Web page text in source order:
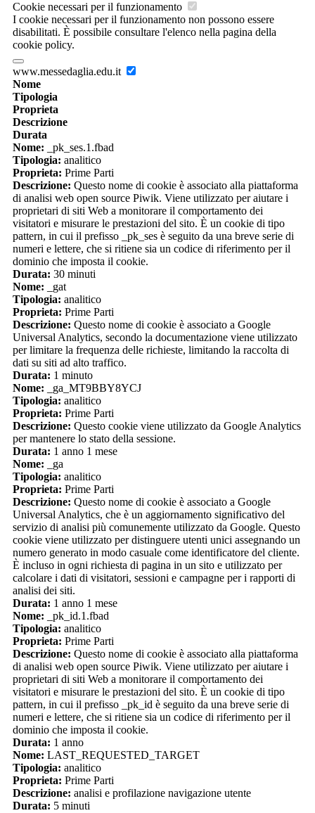
Cookie necessari per il funzionamento
I cookie necessari per il funzionamento non possono essere
disabilitati. È possibile consultare l'elenco nella pagina della
cookie policy.
www.messedaglia.edu.it
Nome
Tipologia
Proprieta
Descrizione
Durata
Nome: _pk_ses.1.fbad
Tipologia: analitico
Proprieta: Prime Parti
Descrizione: Questo nome di cookie è associato alla piattaforma
di analisi web open source Piwik. Viene utilizzato per aiutare i
proprietari di siti Web a monitorare il comportamento dei
visitatori e misurare le prestazioni del sito. È un cookie di tipo
pattern, in cui il prefisso _pk_ses è seguito da una breve serie di
numeri e lettere, che si ritiene sia un codice di riferimento per il
dominio che imposta il cookie.
Durata: 30 minuti
Nome: _gat
Tipologia: analitico
Proprieta: Prime Parti
Descrizione: Questo nome di cookie è associato a Google
Universal Analytics, secondo la documentazione viene utilizzato
per limitare la frequenza delle richieste, limitando la raccolta di
dati su siti ad alto traffico.
Durata: 1 minuto
Nome: _ga_MT9BBY8YCJ
Tipologia: analitico
Proprieta: Prime Parti
Descrizione: Questo cookie viene utilizzato da Google Analytics
per mantenere lo stato della sessione.
Durata: 1 anno 1 mese
Nome: _ga
Tipologia: analitico
Proprieta: Prime Parti
Descrizione: Questo nome di cookie è associato a Google
Universal Analytics, che è un aggiornamento significativo del
servizio di analisi più comunemente utilizzato da Google. Questo
cookie viene utilizzato per distinguere utenti unici assegnando un
numero generato in modo casuale come identificatore del cliente.
È incluso in ogni richiesta di pagina in un sito e utilizzato per
calcolare i dati di visitatori, sessioni e campagne per i rapporti di
analisi dei siti.
Durata: 1 anno 1 mese
Nome: _pk_id.1.fbad
Tipologia: analitico
Proprieta: Prime Parti
Descrizione: Questo nome di cookie è associato alla piattaforma
di analisi web open source Piwik. Viene utilizzato per aiutare i
proprietari di siti Web a monitorare il comportamento dei
visitatori e misurare le prestazioni del sito. È un cookie di tipo
pattern, in cui il prefisso _pk_id è seguito da una breve serie di
numeri e lettere, che si ritiene sia un codice di riferimento per il
dominio che imposta il cookie.
Durata: 1 anno
Nome: LAST_REQUESTED_TARGET
Tipologia: analitico
Proprieta: Prime Parti
Descrizione: analisi e profilazione navigazione utente
Durata: 5 minuti